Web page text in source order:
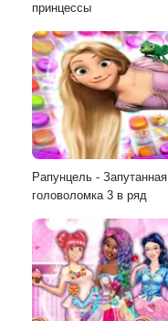
принцессы
Рапунцель - Запутанная
головоломка 3 в ряд